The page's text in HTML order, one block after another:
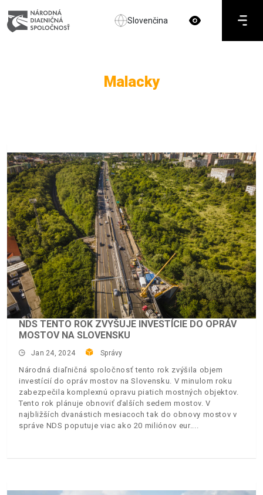
Slovenčina
Malacky
NDS TENTO ROK ZVYŠUJE INVESTÍCIE DO OPRÁV
MOSTOV NA SLOVENSKU
Jan 24, 2024 Správy
Národná diaľničná spoločnosť tento rok zvýšila objem
investícií do opráv mostov na Slovensku. V minulom roku
zabezpečila komplexnú opravu piatich mostných objektov.
Tento rok plánuje obnoviť ďalších sedem mostov. V
najbližších dvanástich mesiacoch tak do obnovy mostov v
správe NDS poputuje viac ako 20 miliónov eur.